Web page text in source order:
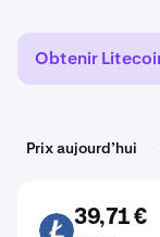
Obtenir
Prix aujourd’hui
LTC
39,71 €